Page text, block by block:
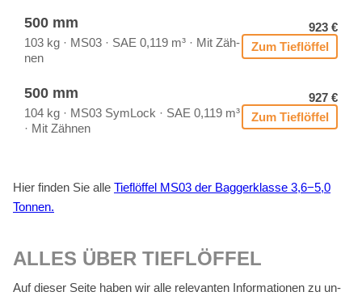
500 mm
103 kg · MS03 · SAE 0,119 m³ · Mit Zäh­
nen
923 €
Zum Tief­löf­fel
500 mm
104 kg · MS03 Sym­Lock · SAE 0,119 m³
· Mit Zäh­nen
927 €
Zum Tief­löf­fel
Hier fin­den Sie alle Tief­löf­fel MS03 der Bag­ger­klas­se 3,6−5,0
Ton­nen.
AL­LES ÜBER TIEF­LÖF­FEL
Auf die­ser Sei­te ha­ben wir alle re­le­van­ten In­for­ma­tio­nen zu un­